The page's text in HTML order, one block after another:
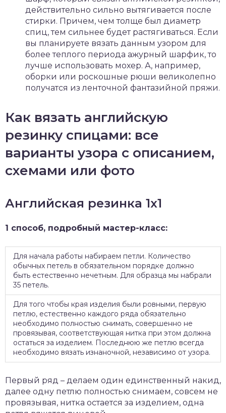
действительно сильно вытягивается после
стирки. Причем, чем толще был диаметр
спиц, тем сильнее будет растягиваться. Если
вы планируете вязать данным узором для
более теплого периода ажурный шарфик, то
лучше использовать мохер. А, например,
оборки или роскошные рюши великолепно
получатся из ленточной фантазийной пряжи.
Как вязать английскую
резинку спицами: все
варианты узора с описанием,
схемами или фото
Английская резинка 1х1
1 способ, подробный мастер-класс:
Для начала работы набираем петли. Количество
обычных петель в обязательном порядке должно
быть естественно нечетным. Для образца мы набрали
35 петель.
Для того чтобы края изделия были ровными, первую
петлю, естественно каждого ряда обязательно
необходимо полностью снимать, совершенно не
провязывая, соответствующая нитка при этом должна
остаться за изделием. Последнюю же петлю всегда
необходимо вязать изнаночной, независимо от узора.
Первый ряд – делаем один единственный накид,
далее одну петлю полностью снимаем, совсем не
провязывая, нитка остается за изделием, одна